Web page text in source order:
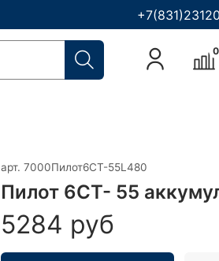
0
арт. 7000Пилот6СТ-55L480
Пилот 6CT- 55
5284 руб